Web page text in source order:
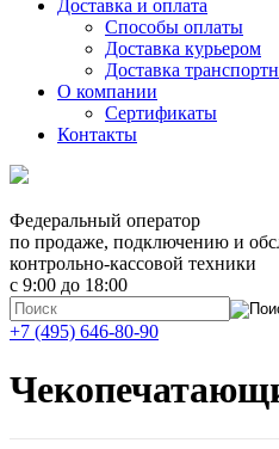
Доставка и оплата
Способы оплаты
Доставка курьером
Доставка
О компании
Сертификаты
Контакты
Федеральный оператор
по продаже, подключению и
контрольно-кассовой техники
с 9:00 до 18:00
+7 (495) 646-80-90